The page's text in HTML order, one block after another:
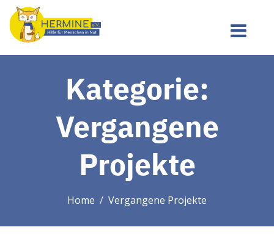
Kategorie:
Vergangene
Projekte
Home Vergangene Projekte